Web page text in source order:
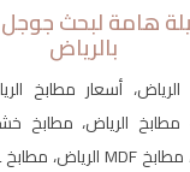
هامة لبحث
بالرياض
أسعار مطابخ
مطابخ الرياض، مطابخ